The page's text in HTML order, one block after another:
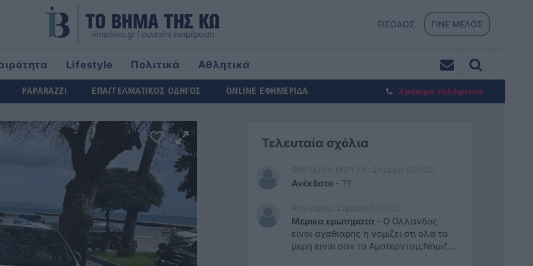
ΕΙΣΟΔΟΣ ΓΙΝΕ ΜΕΛΟΣ
Lifestyle Πολιτικά
Αθλητικά
PAPARAZZI ΕΠΑΓΓΕΛΜΑΤΙΚΟΣ ΟΔΗΓΟΣ ONLINE ΕΦΗΜΕΡΙΔΑ Χρήσιμα τηλέφωνα
Τελευταία σχόλια
Ανέκδοτο - ??
Μερικα ερωτηματα - Ο Ολλανδος
ειναι αγαθιαρης η νομιζει οτι ολα τα
μερη ειναι σαν το Αμστερνταμ;Νομιζε